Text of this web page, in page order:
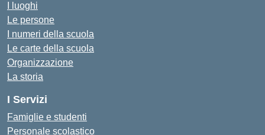
I luoghi
Le persone
I numeri della scuola
Le carte della scuola
Organizzazione
La storia
I Servizi
Famiglie e studenti
Personale scolastico